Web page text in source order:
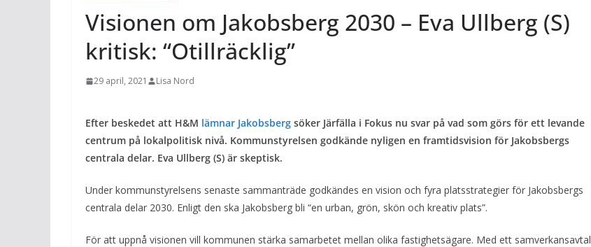
Visionen om Jakobsberg 2030 – Eva Ullberg (S)
kritisk: “Otillräcklig”
29 april, 2021 Lisa Nord
Efter beskedet att H&M lämnar Jakobsberg söker Järfälla i Fokus nu svar på vad som görs för ett levande
centrum på lokalpolitisk nivå. Kommunstyrelsen godkände nyligen en framtidsvision för Jakobsbergs
centrala delar. Eva Ullberg (S) är skeptisk.
Under kommunstyrelsens senaste sammanträde godkändes en vision och fyra platsstrategier för Jakobsbergs
centrala delar 2030. Enligt den ska Jakobsberg bli “en urban, grön, skön och kreativ plats”.
För att uppnå visionen vill kommunen stärka samarbetet mellan olika fastighetsägare. Med ett samverkansavtal